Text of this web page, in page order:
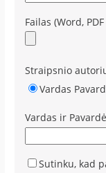
Failas (Word,
Straipsnio
Vardas
Vardas ir
Sutinku, kad